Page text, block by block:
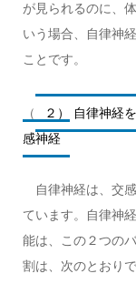
が見られるのに、
いう場合、自律神
ことです。
（
２） 自律神経
感神経
自律神経は、交
ています。自律神
能は、この２つの
割は、次のとおりで